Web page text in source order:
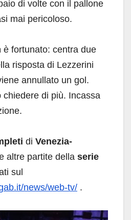
di volte con il pallone
mai pericoloso.
è fortunato: centra due
risposta di Lezzerini
annullato un gol.
chiedere di più. Incassa
di Venezia-
altre partite della serie
sul
news/web-tv/ .